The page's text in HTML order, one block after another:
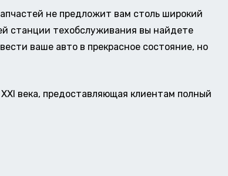
не предложит вам столь широкий
станции техобслуживания вы найдете
ваше авто в прекрасное состояние, но
века, предоставляющая клиентам полный